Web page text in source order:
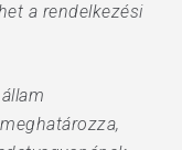
a rendelkezési